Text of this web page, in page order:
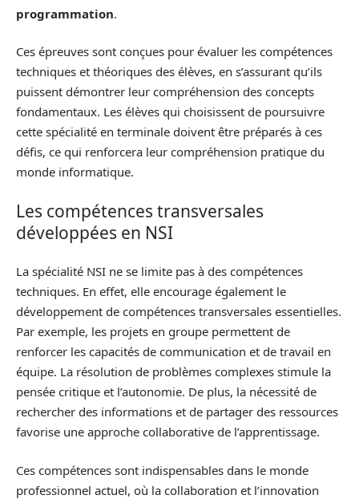
programmation.
Ces épreuves sont conçues pour évaluer les compétences
techniques et théoriques des élèves, en s’assurant qu’ils
puissent démontrer leur compréhension des concepts
fondamentaux. Les élèves qui choisissent de poursuivre
cette spécialité en terminale doivent être préparés à ces
défis, ce qui renforcera leur compréhension pratique du
monde informatique.
Les compétences transversales
développées en NSI
La spécialité NSI ne se limite pas à des compétences
techniques. En effet, elle encourage également le
développement de compétences transversales essentielles.
Par exemple, les projets en groupe permettent de
renforcer les capacités de communication et de travail en
équipe. La résolution de problèmes complexes stimule la
pensée critique et l’autonomie. De plus, la nécessité de
rechercher des informations et de partager des ressources
favorise une approche collaborative de l’apprentissage.
Ces compétences sont indispensables dans le monde
professionnel actuel, où la collaboration et l’innovation